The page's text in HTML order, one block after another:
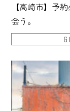
【高崎市】予
会う。